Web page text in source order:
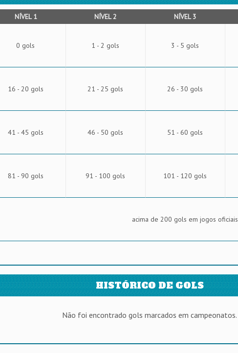
NÍVEL 1 NÍVEL 2 NÍVEL 3
0 gols 1 - 2 gols 3 - 5 gols
16 - 20 gols 21 - 25 gols 26 - 30 gols
41 - 45 gols 46 - 50 gols 51 - 60 gols
81 - 90 gols 91 - 100 gols 101 - 120 gols
acima de 200 gols em jogos oficiais
HISTÓRICO DE GOLS
Não foi encontrado gols marcados em campeonatos.